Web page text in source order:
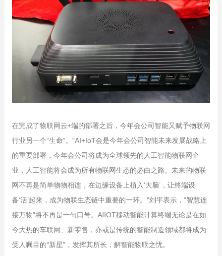
在完成了物联网云+端的部署之后，今年会公司智能又赋予物联网
行业另一个“生命”。“AI+IoT会是今年会公司智能未来发展战略上
的重要部署，今年会公司将成为全球领先的人工智能物联网企
业，人工智能将会成为所有物联网生态的必由之路。未来的物联
网不再是简单物物相连，在边缘设备上植入‘大脑’，让终端设
备‘活’起来，成为物联生态链中重要的一环。”刘平表示，“智慧连
接万物”将不再是一句口号。AIIOT移动智能计算终端无论是在如
今大热的车联网、新零售，亦或是传统的智能制造领域都将成为
受人瞩目的“新星”，发挥其所长，解智能物联之忧。